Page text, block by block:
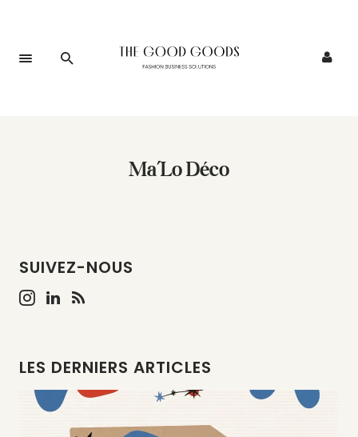
Ma’Lo Déco
SUIVEZ-NOUS
LES DERNIERS ARTICLES